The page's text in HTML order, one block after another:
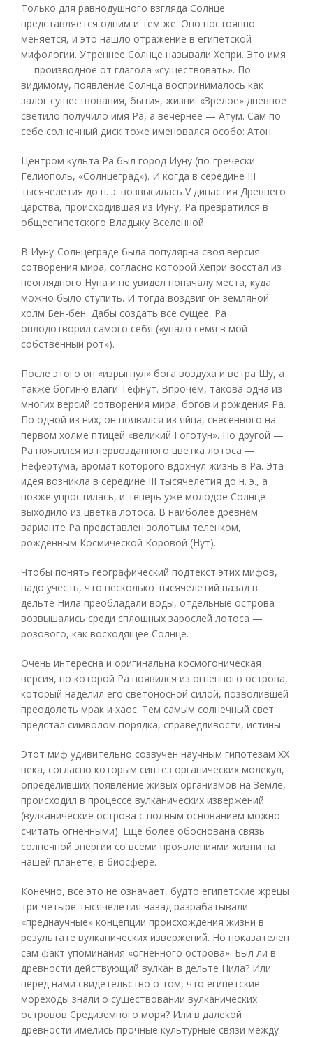
Только для равнодушного взгляда Солнце
представляется одним и тем же. Оно постоянно
меняется, и это нашло отражение в египетской
мифологии. Утреннее Солнце называли Хепри. Это имя
— производное от глагола «существовать». По-
видимому, появление Солнца воспринималось как
залог существования, бытия, жизни. «Зрелое» дневное
светило получило имя Ра, а вечернее — Атум. Сам по
себе солнечный диск тоже именовался особо: Атон.
Центром культа Ра был город Иуну (по-гречески —
Гелиополь, «Солнцеград»). И когда в середине III
тысячелетия до н. э. возвысилась V династия Древнего
царства, происходившая из Иуну, Ра превратился в
общеегипетского Владыку Вселенной.
В Иуну-Солнцеграде была популярна своя версия
сотворения мира, согласно которой Хепри восстал из
неоглядного Нуна и не увидел поначалу места, куда
можно было ступить. И тогда воздвиг он земляной
холм Бен-бен. Дабы создать все сущее, Ра
оплодотворил самого себя («упало семя в мой
собственный рот»).
После этого он «изрыгнул» бога воздуха и ветра Шу, а
также богиню влаги Тефнут. Впрочем, такова одна из
многих версий сотворения мира, богов и рождения Ра.
По одной из них, он появился из яйца, снесенного на
первом холме птицей «великий Гоготун». По другой —
Ра появился из первозданного цветка лотоса —
Нефертума, аромат которого вдохнул жизнь в Ра. Эта
идея возникла в середине III тысячелетия до н. э., а
позже упростилась, и теперь уже молодое Солнце
выходило из цветка лотоса. В наиболее древнем
варианте Ра представлен золотым теленком,
рожденным Космической Коровой (Нут).
Чтобы понять географический подтекст этих мифов,
надо учесть, что несколько тысячелетий назад в
дельте Нила преобладали воды, отдельные острова
возвышались среди сплошных зарослей лотоса —
розового, как восходящее Солнце.
Очень интересна и оригинальна космогоническая
версия, по которой Ра появился из огненного острова,
который наделил его светоносной силой, позволившей
преодолеть мрак и хаос. Тем самым солнечный свет
предстал символом порядка, справедливости, истины.
Этот миф удивительно созвучен научным гипотезам XX
века, согласно которым синтез органических молекул,
определивших появление живых организмов на Земле,
происходил в процессе вулканических извержений
(вулканические острова с полным основанием можно
считать огненными). Еще более обоснована связь
солнечной энергии со всеми проявлениями жизни на
нашей планете, в биосфере.
Конечно, все это не означает, будто египетские жрецы
три-четыре тысячелетия назад разрабатывали
«преднаучные» концепции происхождения жизни в
результате вулканических извержений. Но показателен
сам факт упоминания «огненного острова». Был ли в
древности действующий вулкан в дельте Нила? Или
перед нами свидетельство о том, что египетские
мореходы знали о существовании вулканических
островов Средиземного моря? Или в далекой
древности имелись прочные культурные связи между